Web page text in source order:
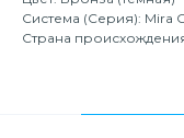
Система (Серия): Mira
Страна